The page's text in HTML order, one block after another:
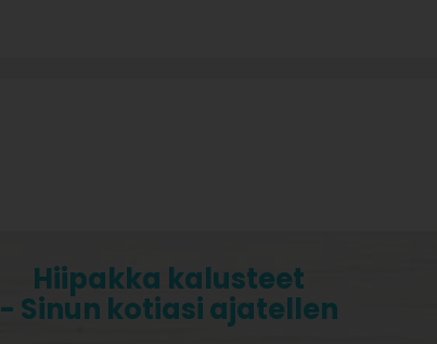
Hiipakka kalusteet
- Sinun kotiasi ajatellen